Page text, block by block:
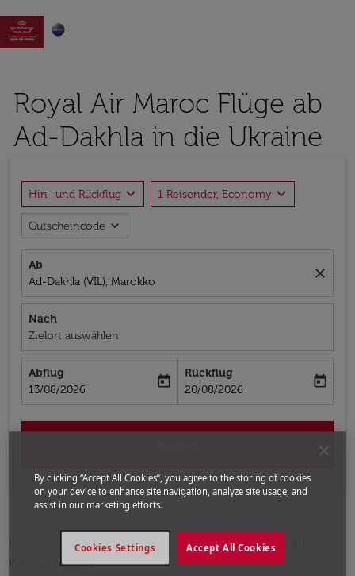

Royal Air Maroc Flüge ab
Ad-Dakhla in die Ukraine
Hin- und Rückflug expand_more 1 Reisender, Economy expand_more
Gutscheincode expand_more
Ab
Ad-Dakhla (VIL), Marokko
close
Nach
Zielort auswählen
Abflug
fc-booking-departure-date-aria-label
13/08/2026
today
Rückflug
fc-booking-return-date-aria-label
20/08/2026
today
Flüge Flüge nach Ukraine
Flüge Ad-
Dakhla - Ukraine
By clicking “Accept All Cookies”, you agree to the storing of cookies
on your device to enhance site navigation, analyze site usage, and
assist in our marketing efforts.
Accept All Cookies
Cookies Settings